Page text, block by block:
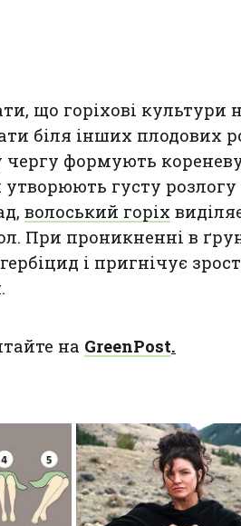
що горіхові культури
біля інших плодових
чергу формують
утворюють густу розлогу
волоський горіх
При проникненні в
і пригнічує
на GreenPost.